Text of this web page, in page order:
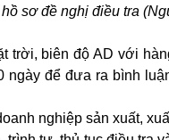
sơ đề nghị điều tra
trời, biên độ AD với
ngày để đưa ra bình
nghiệp sản xuất,